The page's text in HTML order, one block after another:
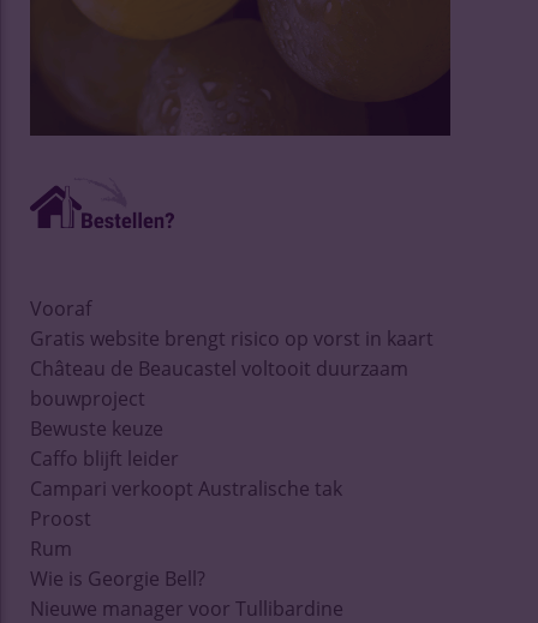
Vooraf
Gratis website brengt risico op vorst in kaart
Château de Beaucastel voltooit duurzaam
bouwproject
Bewuste keuze
Caffo blijft leider
Campari verkoopt Australische tak
Proost
Rum
Wie is Georgie Bell?
Nieuwe manager voor Tullibardine